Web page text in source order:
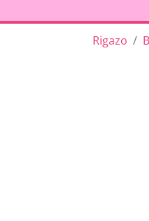
Rigazo